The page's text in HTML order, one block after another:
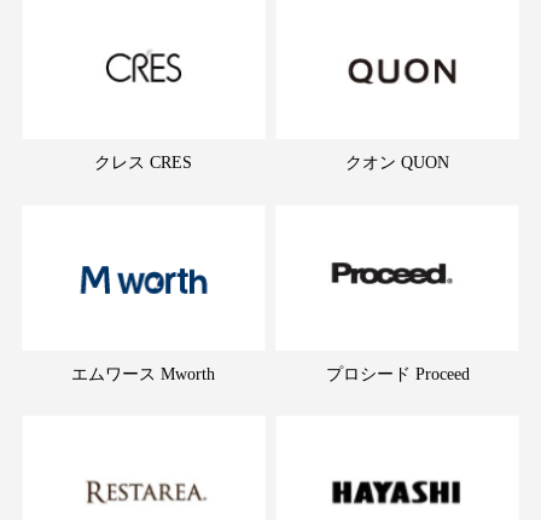
クレス CRES クオン QUON
エムワース Mworth プロシード Proceed